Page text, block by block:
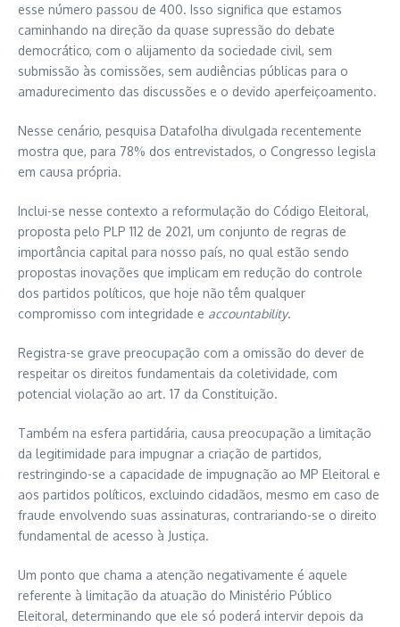
esse número passou de 400. Isso significa que estamos
caminhando na direção da quase supressão do debate
democrático, com o alijamento da sociedade civil, sem
submissão às comissões, sem audiências públicas para o
amadurecimento das discussões e o devido aperfeiçoamento.
Nesse cenário, pesquisa Datafolha divulgada recentemente
mostra que, para 78% dos entrevistados, o Congresso legisla
em causa própria.
Inclui-se nesse contexto a reformulação do Código Eleitoral,
proposta pelo PLP 112 de 2021, um conjunto de regras de
importância capital para nosso país, no qual estão sendo
propostas inovações que implicam em redução do controle
dos partidos políticos, que hoje não têm qualquer
compromisso com integridade e accountability.
Registra-se grave preocupação com a omissão do dever de
respeitar os direitos fundamentais da coletividade, com
potencial violação ao art. 17 da Constituição.
Também na esfera partidária, causa preocupação a limitação
da legitimidade para impugnar a criação de partidos,
restringindo-se a capacidade de impugnação ao MP Eleitoral e
aos partidos políticos, excluindo cidadãos, mesmo em caso de
fraude envolvendo suas assinaturas, contrariando-se o direito
fundamental de acesso à Justiça.
Um ponto que chama a atenção negativamente é aquele
referente à limitação da atuação do Ministério Público
Eleitoral, determinando que ele só poderá intervir depois da